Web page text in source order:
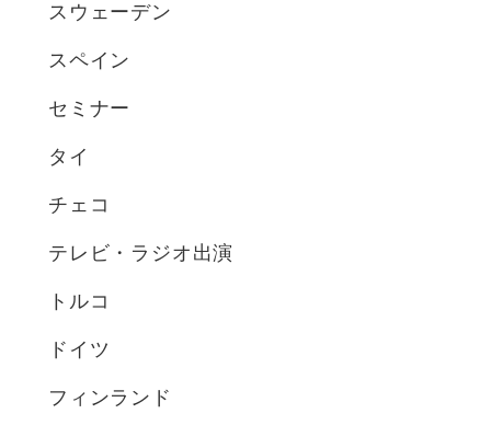
スウェーデン
スペイン
セミナー
タイ
チェコ
テレビ・ラジオ出演
トルコ
ドイツ
フィンランド